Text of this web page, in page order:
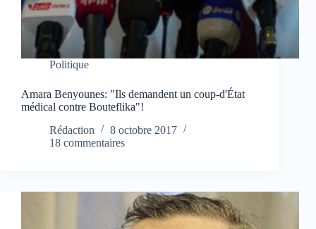
Politique
Amara Benyounes: "Ils demandent un coup-d'État
médical contre Bouteflika"!
Rédaction
8 octobre 2017
18 commentaires